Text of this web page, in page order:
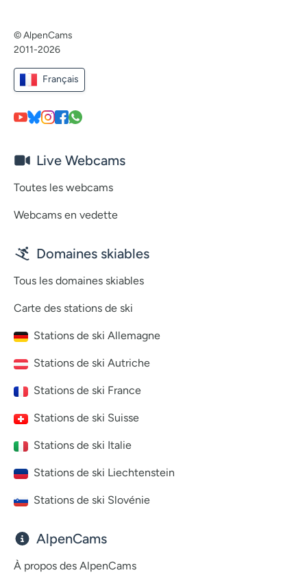
© AlpenCams
2011-2026
Français
Live Webcams
Toutes les webcams
Webcams en vedette
Domaines skiables
Tous les domaines skiables
Carte des stations de ski
Stations de ski Allemagne
Stations de ski Autriche
Stations de ski France
Stations de ski Suisse
Stations de ski Italie
Stations de ski Liechtenstein
Stations de ski Slovénie
AlpenCams
À propos des AlpenCams